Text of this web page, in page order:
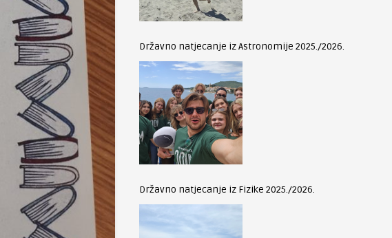
Državno natjecanje iz Astronomije 2025./2026.
Državno natjecanje iz Fizike 2025./2026.